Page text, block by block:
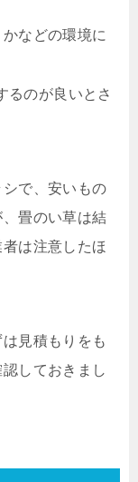
などの環境に
るのが良いとさ
で、安いもの
畳のい草は結
は注意したほ
見積もりをも
しておきまし